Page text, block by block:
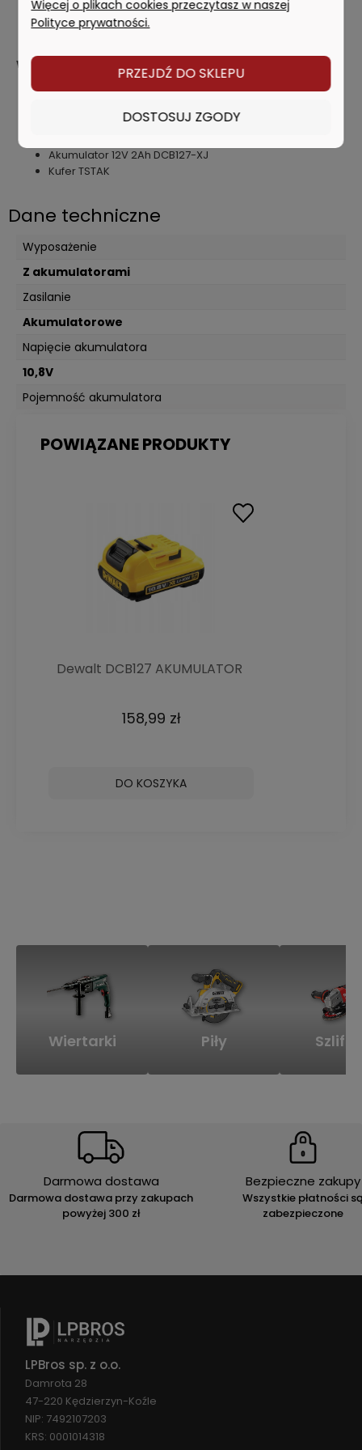
Długość: 317mm
Wysokość: 155mm
Wyposażenie:
Okulary
Uchwyt magnetyczny
Akumulator 12V 2Ah DCB127-XJ
Kufer TSTAK
Dane techniczne
Wyposażenie
Z akumulatorami
Zasilanie
Akumulatorowe
Napięcie akumulatora
10,8V
Pojemność akumulatora
POWIĄZANE PRODUKTY
Dewalt DCB127 AKUMULATOR
158,99 zł
DO KOSZYKA
Wiertarki Piły
Darmowa dostawa
Darmowa dostawa przy zakupach
powyżej 300 zł
Bezpieczne zakupy
Wszystkie płatności
zabezpieczone
LPBros sp. z o.o.
Damrota 28
47-220 Kędzierzyn-Koźle
NIP: 7492107203
KRS: 0001014318
Więcej o plikach cookies przeczytasz w naszej
Polityce prywatności.
PRZEJDŹ DO SKLEPU
DOSTOSUJ ZGODY